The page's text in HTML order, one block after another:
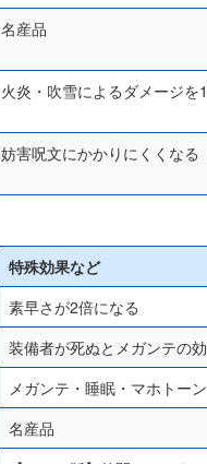
名産品
火炎・吹雪によるダメージを
妨害呪文にかかりにくくなる
特殊効果など
素早さが2倍になる
装備者が死ぬとメガンテの
メガンテ・睡眠・マホトー
名産品